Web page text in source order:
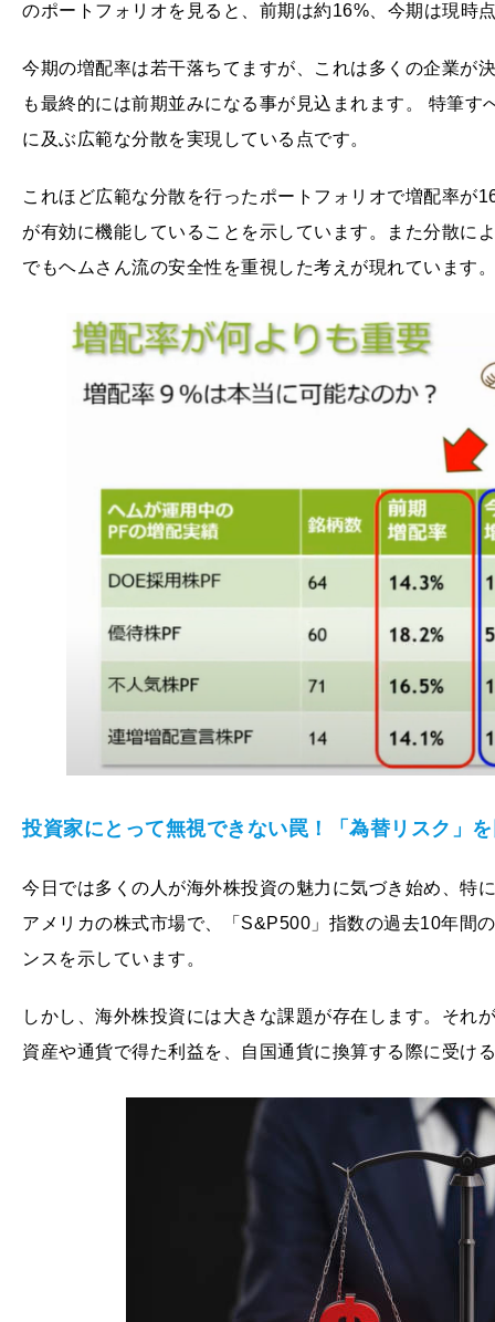
のポートフォリオを見ると、前期は約16%、今期は現時
今期の増配率は若干落ちてますが、これは多くの企業が
も最終的には前期並みになる事が見込まれます。 特筆
に及ぶ広範な分散を実現している点です。
これほど広範な分散を行ったポートフォリオで増配率が
が有効に機能していることを示しています。また分散に
でもヘムさん流の安全性を重視した考えが現れています。
投資家にとって無視できない罠！「為替リスク」
今日では多くの人が海外株投資の魅力に気づき始め、特
アメリカの株式市場で、「S&P500」指数の過去10年間
ンスを示しています。
しかし、海外株投資には大きな課題が存在します。それ
資産や通貨で得た利益を、自国通貨に換算する際に受け